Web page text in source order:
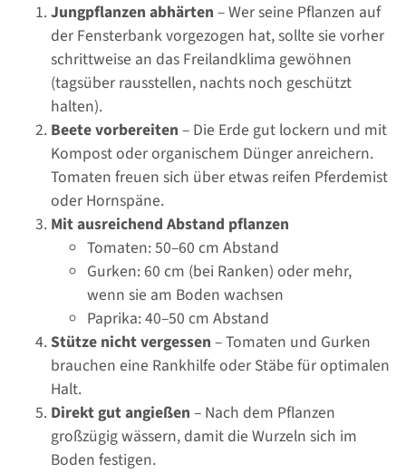
Jungpflanzen abhärten – Wer seine Pflanzen auf
der Fensterbank vorgezogen hat, sollte sie vorher
schrittweise an das Freilandklima gewöhnen
(tagsüber rausstellen, nachts noch geschützt
halten).
Beete vorbereiten – Die Erde gut lockern und mit
Kompost oder organischem Dünger anreichern.
Tomaten freuen sich über etwas reifen Pferdemist
oder Hornspäne.
Mit ausreichend Abstand pflanzen
Tomaten: 50–60 cm Abstand
Gurken: 60 cm (bei Ranken) oder mehr,
wenn sie am Boden wachsen
Paprika: 40–50 cm Abstand
Stütze nicht vergessen – Tomaten und Gurken
brauchen eine Rankhilfe oder Stäbe für optimalen
Halt.
Direkt gut angießen – Nach dem Pflanzen
großzügig wässern, damit die Wurzeln sich im
Boden festigen.